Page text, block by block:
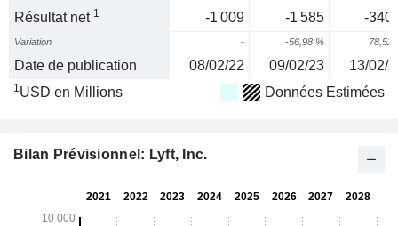
Résultat net 1 -1 009 -1 585 -
Variation - -56,98 % 78,52
Date de publication 08/02/22 09/02/23 13/02/
1USD en Millions Données Estimées
Bilan Prévisionnel: Lyft, Inc.